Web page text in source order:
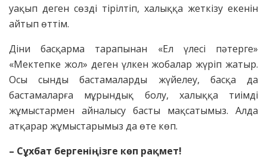
уақып деген сөзді тірілтіп, халыққа жеткізу екенін
айтып өттім.
Діни басқарма тарапынан «Ел үлесі пәтерге»
«Мектепке жол» деген үлкен жобалар жүріп жатыр.
Осы сынды бастамаларды жүйелеу, басқа да
бастамаларға мұрындық болу, халыққа тиімді
жұмыстармен айналысу басты мақсатымыз. Алда
атқарар жұмыстарымыз да өте көп.
– Сұхбат бергеніңізге көп рақмет!